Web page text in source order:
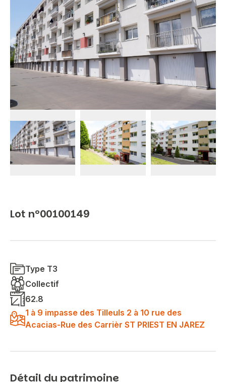
Lot n°00100149
Type T3
Collectif
62.8
1 à 9 impasse des Tilleuls 2 à 10 rue des
Acacias-Rue des Carrièr ST PRIEST EN JAREZ
Détail du patrimoine